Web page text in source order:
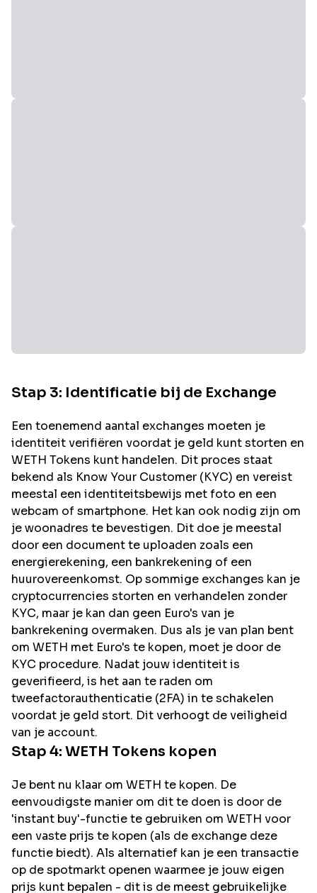
Stap 3: Identificatie bij de Exchange
Een toenemend aantal exchanges moeten je
identiteit verifiëren voordat je geld kunt storten en
WETH Tokens kunt handelen. Dit proces staat
bekend als Know Your Customer (KYC) en vereist
meestal een identiteitsbewijs met foto en een
webcam of smartphone. Het kan ook nodig zijn om
je woonadres te bevestigen. Dit doe je meestal
door een document te uploaden zoals een
energierekening, een bankrekening of een
huurovereenkomst. Op sommige exchanges kan je
cryptocurrencies storten en verhandelen zonder
KYC, maar je kan dan geen Euro's van je
bankrekening overmaken. Dus als je van plan bent
om WETH met Euro's te kopen, moet je door de
KYC procedure. Nadat jouw identiteit is
geverifieerd, is het aan te raden om
tweefactorauthenticatie (2FA) in te schakelen
voordat je geld stort. Dit verhoogt de veiligheid
van je account.
Stap 4: WETH Tokens kopen
Je bent nu klaar om WETH te kopen. De
eenvoudigste manier om dit te doen is door de
'instant buy'-functie te gebruiken om WETH voor
een vaste prijs te kopen (als de exchange deze
functie biedt). Als alternatief kan je een transactie
op de spotmarkt openen waarmee je jouw eigen
prijs kunt bepalen - dit is de meest gebruikelijke